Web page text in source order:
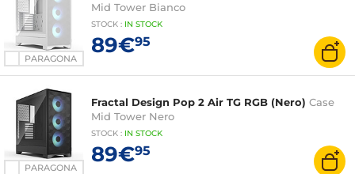
PARAGONA
Mid Tower Bianco
STOCK : IN STOCK
89€95
PARAGONA
Fractal Design Pop 2 Air TG RGB (Nero) Case
Mid Tower Nero
STOCK : IN STOCK
89€95